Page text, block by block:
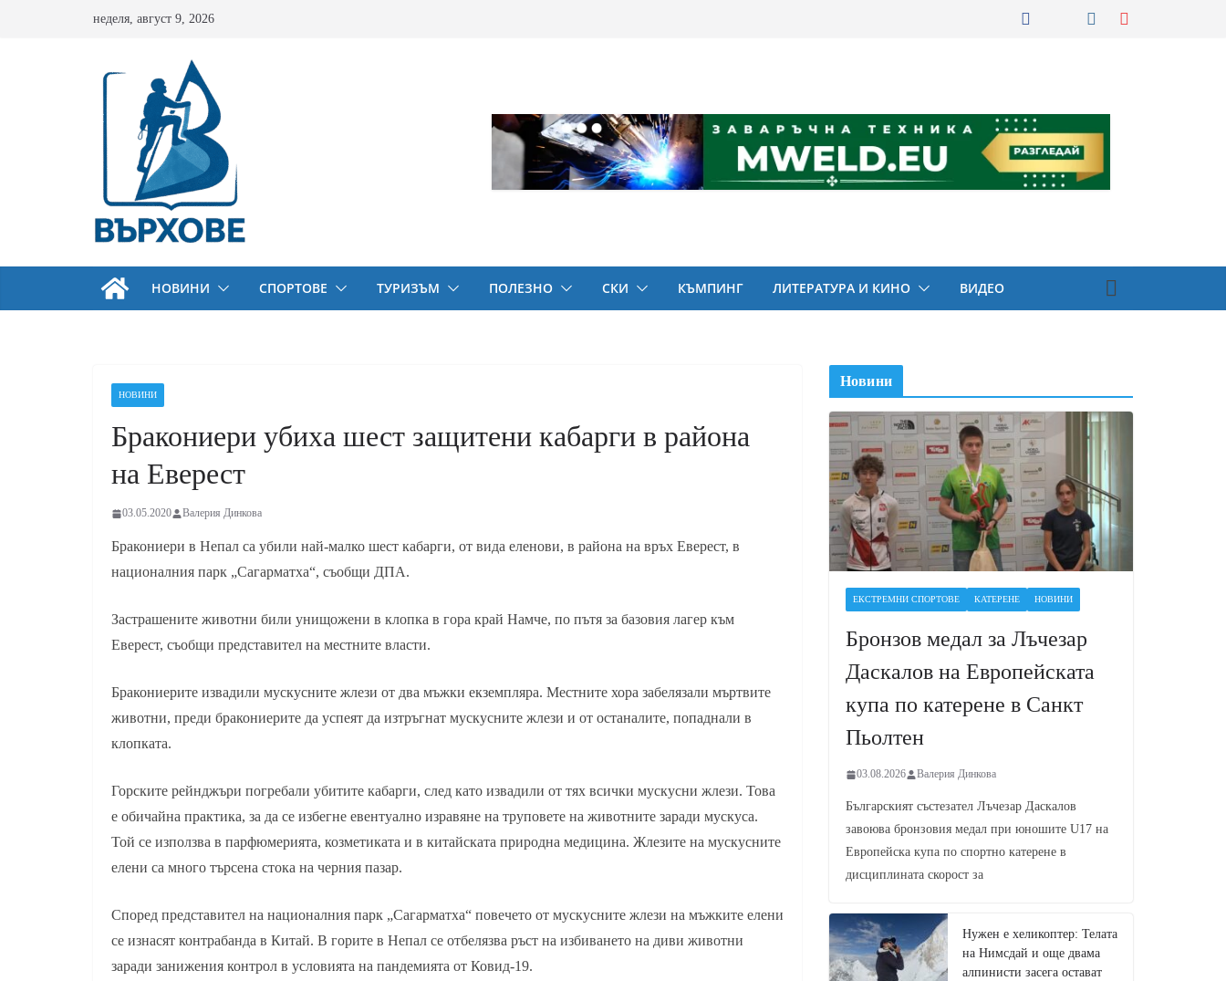
неделя, август 9, 2026
НОВИНИ СПОРТОВЕ ТУРИЗЪМ ПОЛЕЗНО СКИ КЪМПИНГ ЛИТЕРАТУРА И КИНО ВИДЕО
НОВИНИ
Бракониери убиха шест защитени кабарги в района
на Еверест
03.05.2020 Валерия Динкова
Бракониери в Непал са убили най-малко шест кабарги, от вида еленови, в района на връх Еверест, в
националния парк „Сагарматха“, съобщи ДПА.
Застрашените животни били унищожени в клопка в гора край Намче, по пътя за базовия лагер към
Еверест, съобщи представител на местните власти.
Бракониерите извадили мускусните жлези от два мъжки екземпляра. Местните хора забелязали мъртвите
животни, преди бракониерите да успеят да изтръгнат мускусните жлези и от останалите, попаднали в
клопката.
Горските рейнджъри погребали убитите кабарги, след като извадили от тях всички мускусни жлези. Това
е обичайна практика, за да се избегне евентуално изравяне на труповете на животните заради мускуса.
Той се използва в парфюмерията, козметиката и в китайската природна медицина. Жлезите на мускусните
елени са много търсена стока на черния пазар.
Според представител на националния парк „Сагарматха“ повечето от мускусните жлези на мъжките елени
се изнасят контрабанда в Китай. В горите в Непал се отбелязва ръст на избиването на диви животни
заради занижения контрол в условията на пандемията от Ковид-19.
Новини
ЕКСТРЕМНИ СПОРТОВЕ КАТЕРЕНЕ НОВИНИ
Бронзов медал за Лъчезар
Даскалов на Европейската
купа по катерене в Санкт
Пьолтен
03.08.2026 Валерия Динкова
Българският състезател Лъчезар Даскалов
завоюва бронзовия медал при юношите U17 на
Европейска купа по спортно катерене в
дисциплината скорост за
Нужен е хеликоптер: Телата
на Нимсдай и още двама
алпинисти засега остават